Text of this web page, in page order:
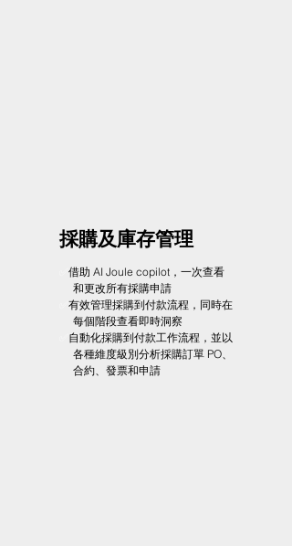
採購及庫存管理
借助 AI Joule copilot，一次查看​
​ 和更改所有採購申請
有效管理採購到付款流程，同時在
每個階段查看即時洞察
自動化採購到付款工作流程，並以
各種維度級別分析採購訂單 PO、
合約、發票和申請